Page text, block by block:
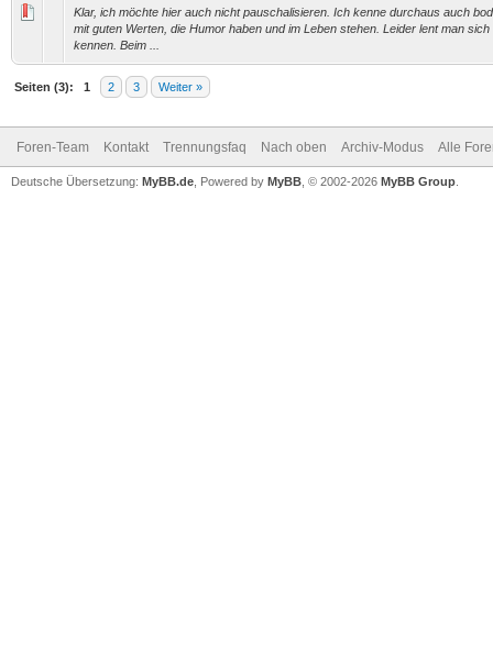
Klar, ich möchte hier auch nicht pauschalisieren. Ich kenne durchaus auch
mit guten Werten, die Humor haben und im Leben stehen. Leider lent man
kennen. Beim ...
Seiten (3): 1 2 3 Weiter »
Foren-Team Kontakt Trennungsfaq Nach oben Archiv-Modus Alle
Deutsche Übersetzung: MyBB.de , Powered by MyBB , © 2002-2026 MyBB Group